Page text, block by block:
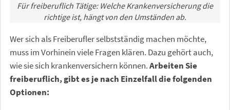
Für freiberuflich Tätige: Welche Krankenversicherung die
richtige ist, hängt von den Umständen ab.
Wer sich als Freiberufler selbstständig machen möchte,
muss im Vorhinein viele Fragen klären. Dazu gehört auch,
wie sie sich krankenversichern können.Arbeiten Sie
freiberuflich, gibt es je nach Einzelfall die folgenden
Optionen: